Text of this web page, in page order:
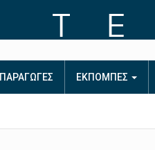
ΠΑΡΑΓΩΓΕΣ ΕΚΠΟΜΠΕΣ